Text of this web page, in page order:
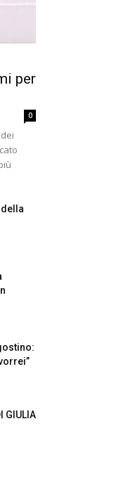
per
0
GIULIA